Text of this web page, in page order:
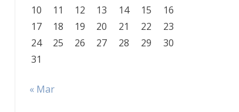
10
11 12 13 14 15
16
17
18 19 20 21 22
23
24
25 26 27 28 29
30
31
« Mar